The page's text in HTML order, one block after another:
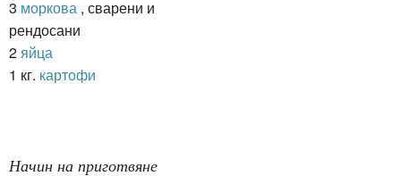
3 моркова , сварени и
рендосани
2 яйца
1 кг. картофи
Начин на приготвяне